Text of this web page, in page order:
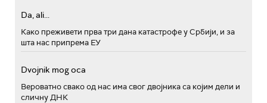
Da, ali...
Како преживети прва три дана катастрофе у Србији, и за
шта нас припрема ЕУ
Dvojnik mog oca
Вероватно свако од нас има свог двојника са којим дели и
сличну ДНК